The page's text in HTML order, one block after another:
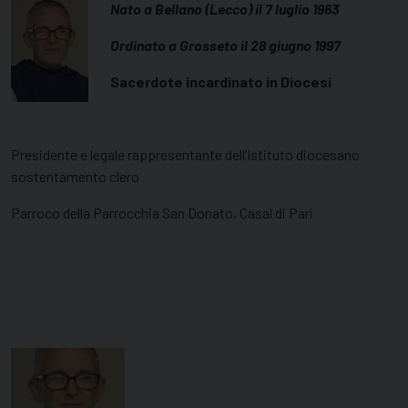
Nato a Bellano (Lecco) il 7 luglio 1963
Ordinato a Grosseto il 28 giugno 1997
Sacerdote incardinato in Diocesi
Presidente e legale rappresentante dell’Istituto diocesano
sostentamento clero
Parroco della Parrocchia San Donato, Casal di Pari